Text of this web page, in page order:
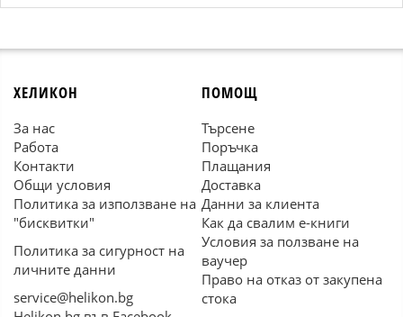
ХЕЛИКОН
За нас
Работа
Контакти
Общи условия
Политика за използване на
"бисквитки"
Политика за сигурност на
личните данни
service@helikon.bg
ПОМОЩ
Търсене
Поръчка
Плащания
Доставка
Данни за клиента
Как да свалим е-книги
Условия за ползване на
ваучер
Право на отказ от закупена
стока